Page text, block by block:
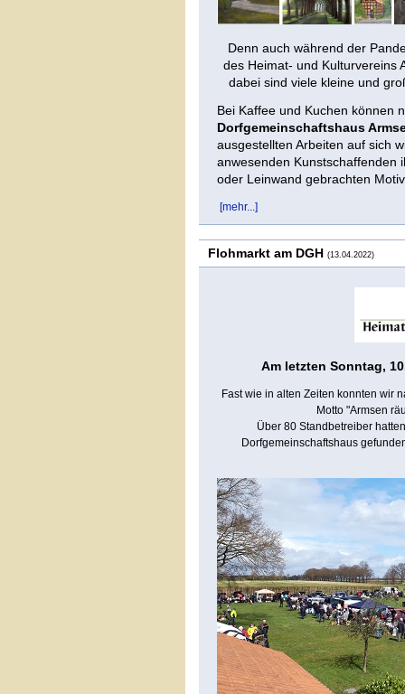
Denn auch während der
des Heimat- und Kulturvereins
dabei sind viele kleine und
Bei Kaffee und Kuchen können
Dorfgemeinschaftshaus
ausgestellten Arbeiten auf sich
anwesenden Kunstschaffenden
oder Leinwand gebrachten
[mehr...]
Flohmarkt am DGH (13.04.2022)
Am letzten Sonntag,
Fast wie in alten Zeiten konnten wir
Motto "Armsen
Über 80 Standbetreiber
Dorfgemeinschaftshaus